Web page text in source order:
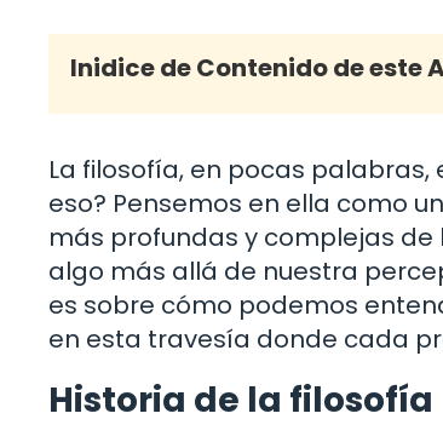
Inidice de Contenido de este
La filosofía, en pocas
eso? Pensemos en ella como
más profundas y complejas de
algo más allá de nuestra
es sobre cómo podemos
en esta travesía donde cada
Historia de la filosofía